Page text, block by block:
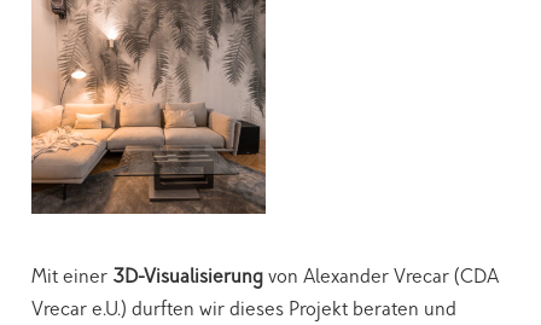
Mit einer 3D-Visualisierungvon Alexander Vrecar (CDA
Vrecar e.U.) durften wir dieses Projekt beraten und